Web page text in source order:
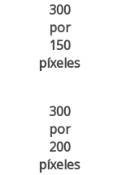
300
por
150
píxeles
300
por
200
píxeles